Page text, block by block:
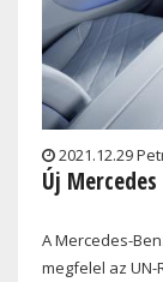
2021.12.29
Új
A Mercedes-
megfelel az